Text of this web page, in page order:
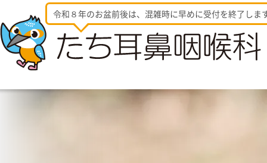
令和８年のお盆前後は、混雑時に早めに受付を終了しま